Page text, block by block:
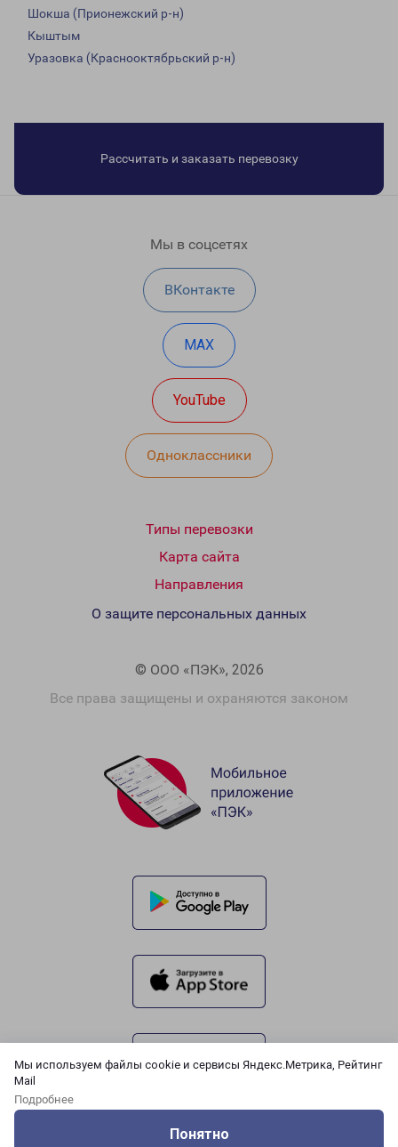
Мы используем файлы cookie и сервисы Яндекс.Метрика, Рейтинг
Mail
Подробнее
Понятно
Шокша (Прионежский р-н)
Кыштым
Уразовка (Краснооктябрьский р-н)
Рассчитать и заказать перевозку
Мы в соцсетях
ВКонтакте
MAX
YouTube
Одноклассники
Типы перевозки
Карта сайта
Направления
© ООО «ПЭК», 2026
Все права защищены и охраняются законом
О защите персональных данных